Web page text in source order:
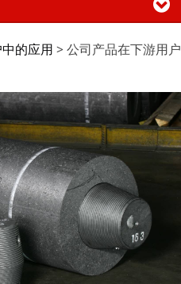
游用户中
的应用 >公司产品在下游用户